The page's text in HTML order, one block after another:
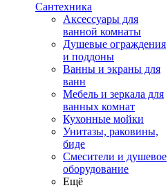
Сантехника
Аксессуары для
ванной комнаты
Душевые ограждения
и поддоны
Ванны и экраны для
ванн
Мебель и зеркала для
ванных комнат
Кухонные мойки
Унитазы, раковины,
биде
Смесители и душевое
оборудование
Ещё